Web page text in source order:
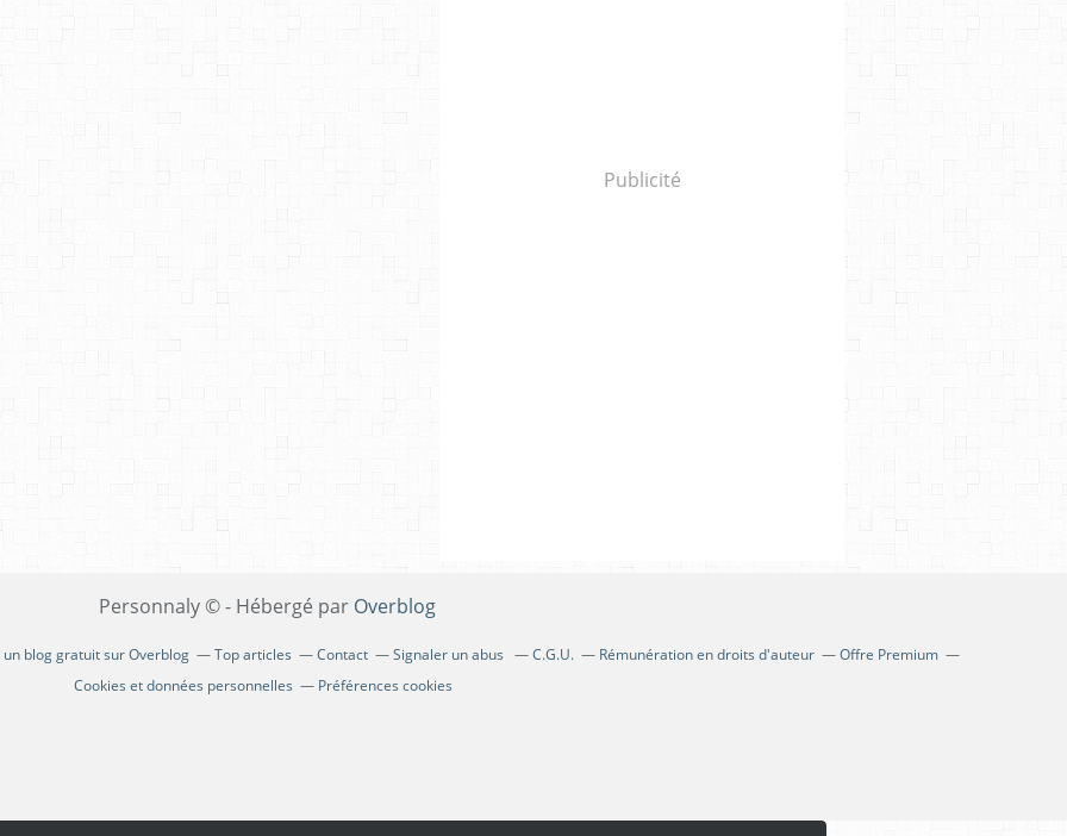
Publicité
Personnaly © - Hébergé par Overblog
blog gratuit sur Overblog Top articles Contact Signaler un abus C.G.U. Rémunération en droits d'auteur
Offre Premium
Cookies et données personnelles
Préférences cookies